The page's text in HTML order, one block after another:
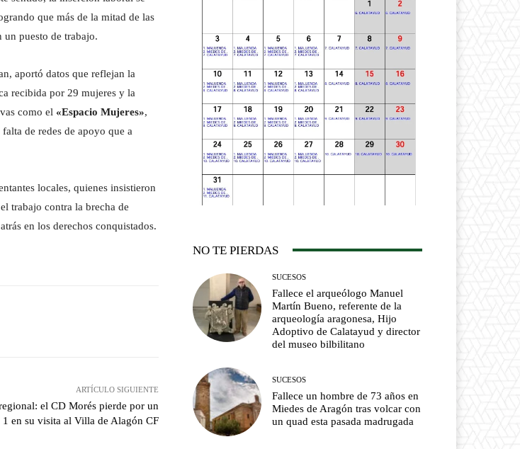
que más de la mitad de las
un puesto de trabajo.
aportó datos que reflejan la
recibida por 29 mujeres y la
como el «Espacio Mujeres»,
de redes de apoyo que a
locales, quienes insistieron
trabajo contra la brecha de
en los derechos conquistados.
ARTÍCULO SIGUIENTE
el CD Morés pierde por un
1 en su visita al Villa de Alagón CF
NO TE PIERDAS
SUCESOS
Fallece el arqueólogo Manuel
Martín Bueno, referente de la
arqueología aragonesa, Hijo
Adoptivo de Calatayud y director
del museo bilbilitano
SUCESOS
Fallece un hombre de 73 años en
Miedes de Aragón tras volcar con
un quad esta pasada madrugada